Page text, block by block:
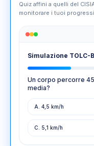
Quiz affini a quelli del
monitorare i tuoi
Simulazione TOLC-
Un corpo percorre
media?
A. 4,5 km/h
C. 5,1 km/h